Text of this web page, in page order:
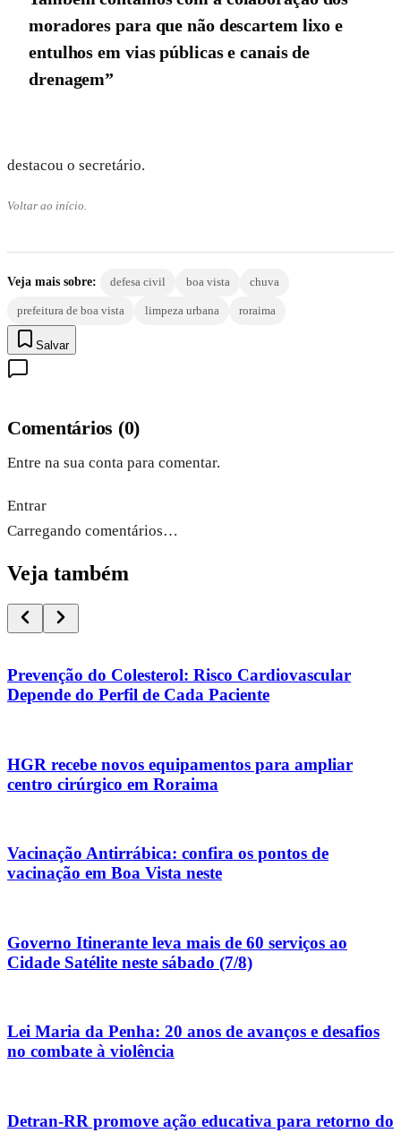
moradores para que não descartem lixo e
entulhos em vias públicas e canais de
drenagem”
destacou o secretário.
Voltar ao início.
Veja mais sobre: defesa civil boa vista chuva
prefeitura de boa vista limpeza urbana roraima
Salvar
Comentários (0)
Entre na sua conta para comentar.
Entrar
Carregando comentários…
Veja também
Prevenção do Colesterol: Risco Cardiovascular
Depende do Perfil de Cada Paciente
HGR recebe novos equipamentos para ampliar
centro cirúrgico em Roraima
Vacinação Antirrábica: confira os pontos de
vacinação em Boa Vista neste
Governo Itinerante leva mais de 60 serviços ao
Cidade Satélite neste sábado (7/8)
Lei Maria da Penha: 20 anos de avanços e desafios
no combate à violência
Detran-RR promove ação educativa para retorno do